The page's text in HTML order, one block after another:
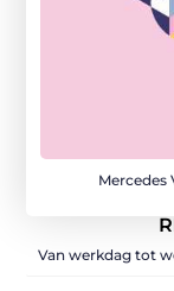
Mercedes
Van werkdag tot